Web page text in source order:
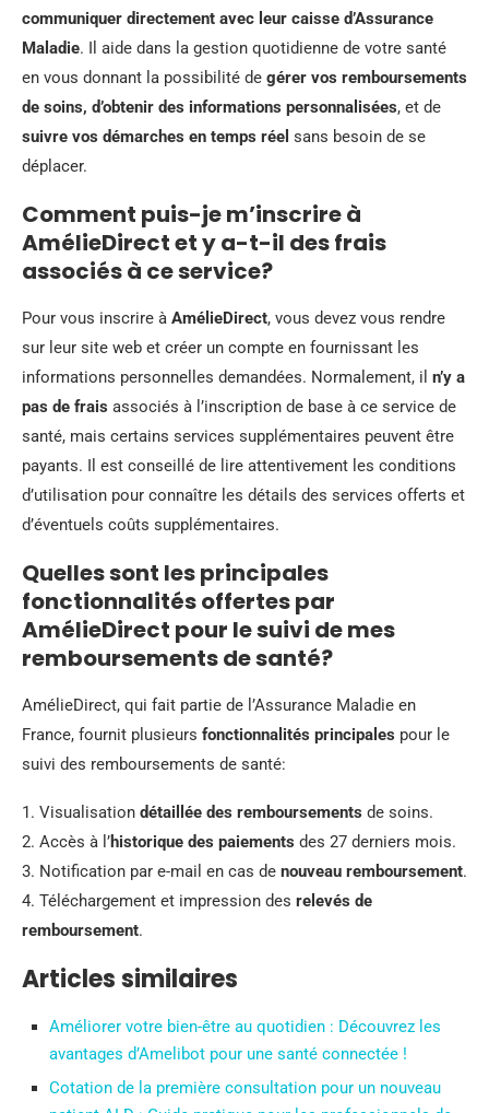
communiquer directement avec leur caisse d’Assurance
Maladie. Il aide dans la gestion quotidienne de votre santé
en vous donnant la possibilité de gérer vos remboursements
de soins, d’obtenir des informations personnalisées, et de
suivre vos démarches en temps réel sans besoin de se
déplacer.
Comment puis-je m’inscrire à
AmélieDirect et y a-t-il des frais
associés à ce service?
Pour vous inscrire à AmélieDirect, vous devez vous rendre
sur leur site web et créer un compte en fournissant les
informations personnelles demandées. Normalement, il n’y a
pas de frais associés à l’inscription de base à ce service de
santé, mais certains services supplémentaires peuvent être
payants. Il est conseillé de lire attentivement les conditions
d’utilisation pour connaître les détails des services offerts et
d’éventuels coûts supplémentaires.
Quelles sont les principales
fonctionnalités offertes par
AmélieDirect pour le suivi de mes
remboursements de santé?
AmélieDirect, qui fait partie de l’Assurance Maladie en
France, fournit plusieurs fonctionnalités principales pour le
suivi des remboursements de santé:
1. Visualisation détaillée des remboursements de soins.
2. Accès à l’historique des paiements des 27 derniers mois.
3. Notification par e-mail en cas de nouveau remboursement.
4. Téléchargement et impression des relevés de
remboursement.
Articles similaires
Améliorer votre bien-être au quotidien : Découvrez les
avantages d’Amelibot pour une santé connectée !
Cotation de la première consultation pour un nouveau